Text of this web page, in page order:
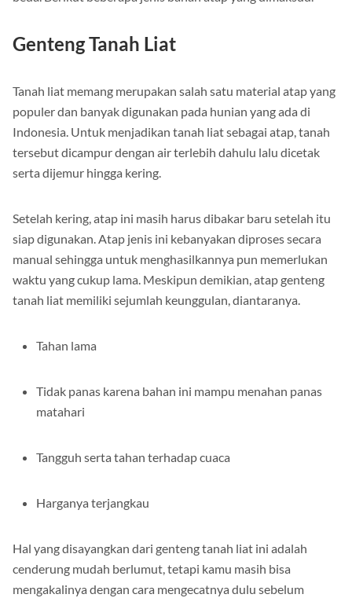
Genteng Tanah Liat
Tanah liat memang merupakan salah satu material atap yang
populer dan banyak digunakan pada hunian yang ada di
Indonesia. Untuk menjadikan tanah liat sebagai atap, tanah
tersebut dicampur dengan air terlebih dahulu lalu dicetak
serta dijemur hingga kering.
Setelah kering, atap ini masih harus dibakar baru setelah itu
siap digunakan. Atap jenis ini kebanyakan diproses secara
manual sehingga untuk menghasilkannya pun memerlukan
waktu yang cukup lama. Meskipun demikian, atap genteng
tanah liat memiliki sejumlah keunggulan, diantaranya.
Tahan lama
Tidak panas karena bahan ini mampu menahan panas
matahari
Tangguh serta tahan terhadap cuaca
Harganya terjangkau
Hal yang disayangkan dari genteng tanah liat ini adalah
cenderung mudah berlumut, tetapi kamu masih bisa
mengakalinya dengan cara mengecatnya dulu sebelum